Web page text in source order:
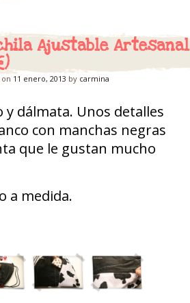
Ajustable
11 enero, 2013 by carmina
y dálmata. Unos detalles
con manchas negras
que le gustan mucho
a medida.